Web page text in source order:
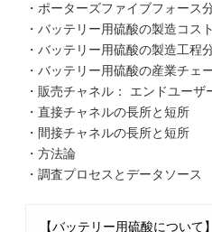
・ポーターズファイブフォース
・バッテリー用硫酸の製造コス
・バッテリー用硫酸の製造工程
・バッテリー用硫酸の産業チェ
・販売チャネル： エンドユー
・直接チャネルの長所と短所
・間接チャネルの長所と短所
・方法論
・調査プロセスとデータソース
【バッテリー用硫酸について】